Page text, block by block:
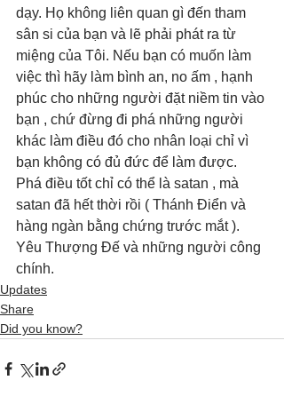
dạy. Họ không liên quan gì đến tham
sân si của bạn và lẽ phải phát ra từ
miệng của Tôi. Nếu bạn có muốn làm
việc thì hãy làm bình an, no ấm , hạnh
phúc cho những người đặt niềm tin vào
bạn , chứ đừng đi phá những người
khác làm điều đó cho nhân loại chỉ vì
bạn không có đủ đức để làm được.
Phá điều tốt chỉ có thể là satan , mà
satan đã hết thời rồi ( Thánh Điển và
hàng ngàn bằng chứng trước mắt ).
Yêu Thượng Đế và những người công
chính.
Updates
Share
Did you know?